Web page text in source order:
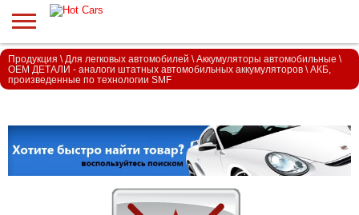
Продукция \ Для легковых автомобилей \ Аккумуляторы автомобильные \
OEM ДЕТАЛИ - аналоги штатных автомобильных аккумуляторов \ АКБ,
произведенные по технологии SMF